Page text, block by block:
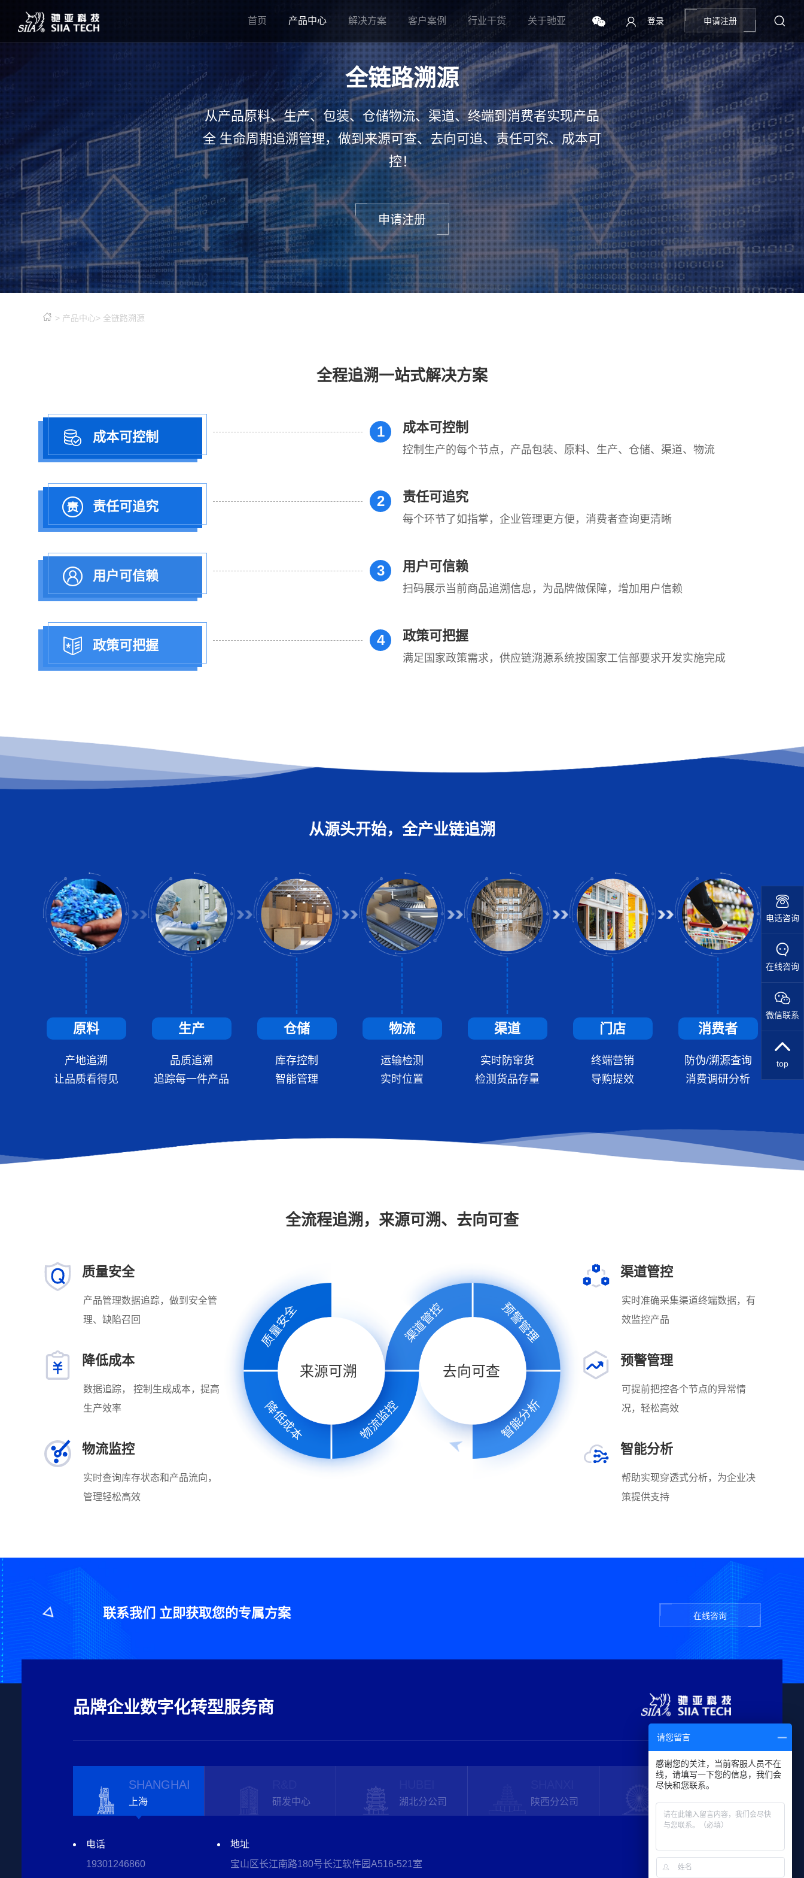
首页 产品中心 解决方案 客户案例 行业干货 关于驰亚 登录
登录
申请注册
全链路溯源
从产品原料、生产、包装、仓储物流、渠道、终端到消费者实现产品
全 生命周期追溯管理，做到来源可查、去向可追、责任可究、成本可
控！
申请注册
> 产品中心> 全链路溯源
全程追溯一站式解决方案
成本可控制 1 成本可控制
控制生产的每个节点，产品包装、原料、生产、仓储、渠道、物流
责任可追究 2 责任可追究
每个环节了如指掌，企业管理更方便，消费者查询更清晰
用户可信赖 3 用户可信赖
扫码展示当前商品追溯信息，为品牌做保障，增加用户信赖
政策可把握 4 政策可把握
满足国家政策需求，供应链溯源系统按国家工信部要求开发实施完成
从源头开始，全产业链追溯
原料
产地追溯
让品质看得见
生产
品质追溯
追踪每一件产品
仓储
库存控制
智能管理
物流
运输检测
实时位置
渠道
实时防窜货
检测货品存量
门店
终端营销
导购提效
消费者
防伪/溯源查询
消费调研分析
全流程追溯，来源可溯、去向可查
质量安全
产品管理数据追踪，做到安全管
理、缺陷召回
降低成本
数据追踪， 控制生成成本，提高
生产效率
物流监控
实时查询库存状态和产品流向，
管理轻松高效
渠道管控
实时准确采集渠道终端数据，有
效监控产品
预警管理
可提前把控各个节点的异常情
况，轻松高效
智能分析
帮助实现穿透式分析，为企业决
策提供支持
质量安全
降低成本 物流监控
渠道管控 预警管理
智能分析
来源可溯 去向可查
联系我们 立即获取您的专属方案 在线咨询
品牌企业数字化转型服务商
SHANGHAI
上海 研发中心 湖北分公司 陕西分公司
TIANJIN
天津分公司
电话
19301246860
地址
宝山区长江南路180号长江软件园A516-521室
电话
19301246860
地址
宝山区长江南路180号长江软件园A503室
电话
19301246860
地址
湖北省武汉市东湖高新区华师园路光谷科技港5栋311室
电话
19301246860
地址
西安市未央区凤城九路海博广场C座2205室
电话
19301246860
地址
天津市西青区大寺镇龙居花园四区
电话咨询
在线咨询
微信联系
top
请您留言
感谢您的关注，当前客服人员不在
线，请填写一下您的信息，我们会
尽快和您联系。